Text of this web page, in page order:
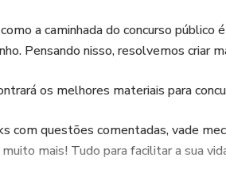
a caminhada do concurso
Pensando nisso, resolvemos criar
os melhores materiais para
com questões comentadas, vade
mais! Tudo para facilitar a sua